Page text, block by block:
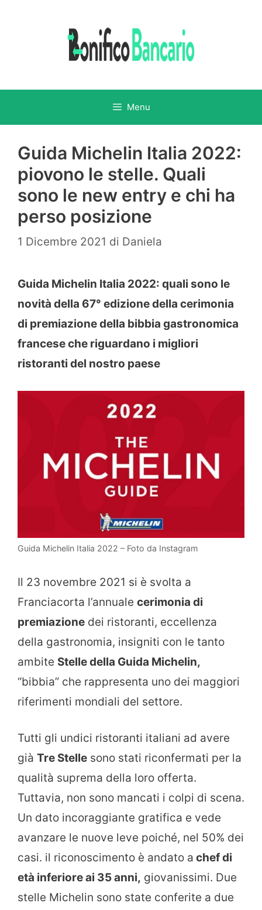
Menu
Guida Michelin Italia 2022:
piovono le stelle. Quali
sono le new entry e chi ha
perso posizione
1 Dicembre 2021 di Daniela
Guida Michelin Italia 2022: quali sono le
novità della 67° edizione della cerimonia
di premiazione della bibbia gastronomica
francese che riguardano i migliori
ristoranti del nostro paese
Guida Michelin Italia 2022 – Foto da Instagram
Il 23 novembre 2021 si è svolta a
Franciacorta l’annuale cerimonia di
premiazione dei ristoranti, eccellenza
della gastronomia, insigniti con le tanto
ambite Stelle della Guida Michelin,
“bibbia” che rappresenta uno dei maggiori
riferimenti mondiali del settore.
Tutti gli undici ristoranti italiani ad avere
già Tre Stelle sono stati riconfermati per la
qualità suprema della loro offerta.
Tuttavia, non sono mancati i colpi di scena.
Un dato incoraggiante gratifica e vede
avanzare le nuove leve poiché, nel 50% dei
casi. il riconoscimento è andato a chef di
età inferiore ai 35 anni, giovanissimi. Due
stelle Michelin sono state conferite a due